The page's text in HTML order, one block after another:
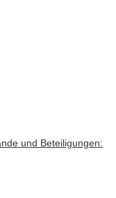
und Beteiligungen: